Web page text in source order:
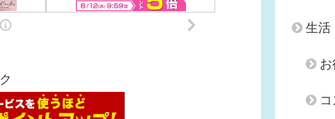
生活
お